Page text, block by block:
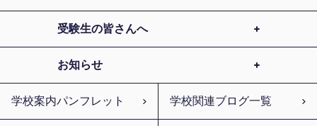
受験生の皆さんへ
お知らせ
学校案内パンフレット 学校関連ブログ一覧